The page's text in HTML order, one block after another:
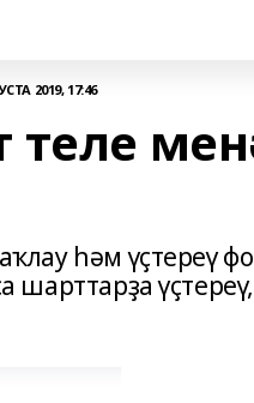
2019, 17:46
теле
һәм үҫтереү
шарттарҙа